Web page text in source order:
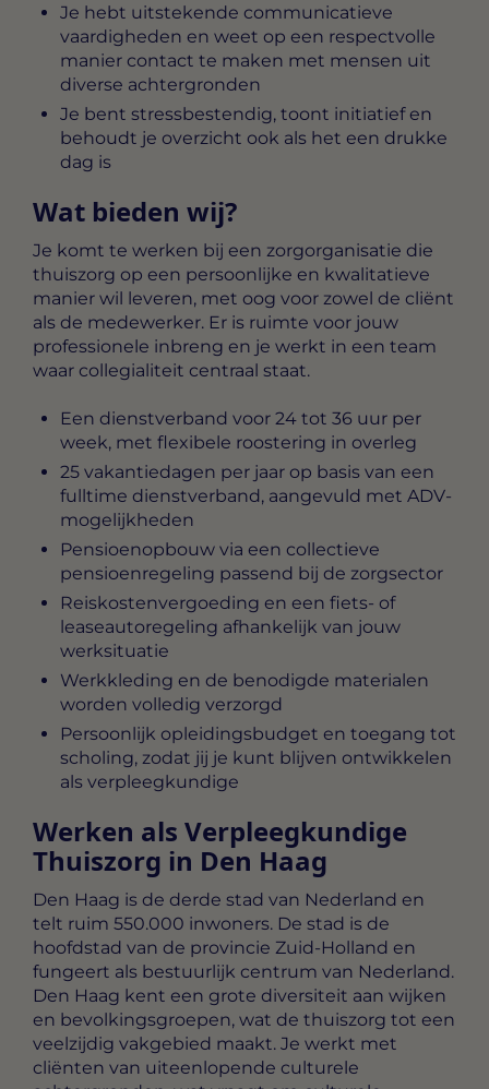
Je hebt uitstekende communicatieve
vaardigheden en weet op een respectvolle
manier contact te maken met mensen uit
diverse achtergronden
Je bent stressbestendig, toont initiatief en
behoudt je overzicht ook als het een drukke
dag is
Wat bieden wij?
Je komt te werken bij een zorgorganisatie die
thuiszorg op een persoonlijke en kwalitatieve
manier wil leveren, met oog voor zowel de cliënt
als de medewerker. Er is ruimte voor jouw
professionele inbreng en je werkt in een team
waar collegialiteit centraal staat.
Een dienstverband voor 24 tot 36 uur per
week, met flexibele roostering in overleg
25 vakantiedagen per jaar op basis van een
fulltime dienstverband, aangevuld met ADV-
mogelijkheden
Pensioenopbouw via een collectieve
pensioenregeling passend bij de zorgsector
Reiskostenvergoeding en een fiets- of
leaseautoregeling afhankelijk van jouw
werksituatie
Werkkleding en de benodigde materialen
worden volledig verzorgd
Persoonlijk opleidingsbudget en toegang tot
scholing, zodat jij je kunt blijven ontwikkelen
als verpleegkundige
Werken als Verpleegkundige
Thuiszorg in Den Haag
Den Haag is de derde stad van Nederland en
telt ruim 550.000 inwoners. De stad is de
hoofdstad van de provincie Zuid-Holland en
fungeert als bestuurlijk centrum van Nederland.
Den Haag kent een grote diversiteit aan wijken
en bevolkingsgroepen, wat de thuiszorg tot een
veelzijdig vakgebied maakt. Je werkt met
cliënten van uiteenlopende culturele